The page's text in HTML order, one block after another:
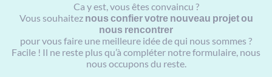
Ca y est, vous êtes convaincu ?
Vous souhaitez nous confier votre nouveau projet ou
nous rencontrer
pour vous faire une meilleure idée de qui nous sommes ?
Facile ! Il ne reste plus qu’à compléter notre formulaire, nous
nous occupons du reste.